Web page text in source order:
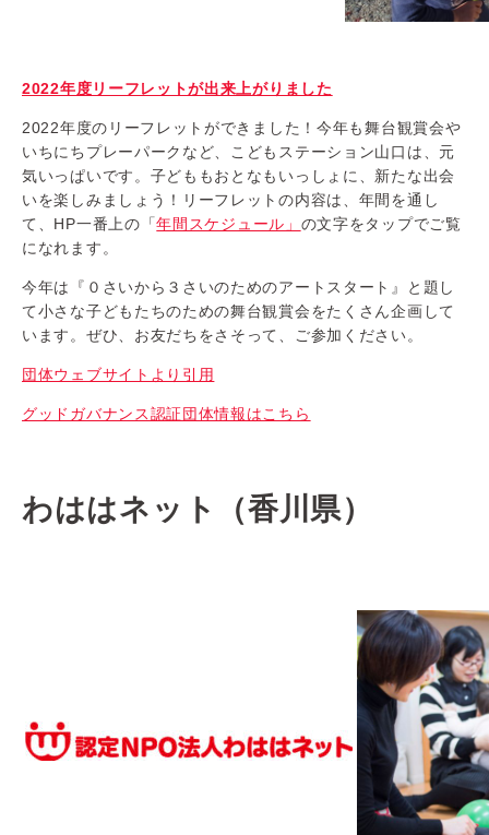
2022年度リーフレットが出来上がりました
2022年度のリーフレットができました！今年も舞台観賞会や
いちにちプレーパークなど、こどもステーション山口は、元
気いっぱいです。子どももおとなもいっしょに、新たな出会
いを楽しみましょう！リーフレットの内容は、年間を通し
て、HP一番上の「年間スケジュール」 の文字をタップでご覧
になれます。
今年は『０さいから３さいのためのアートスタート』と題し
て小さな子どもたちのための舞台観賞会をたくさん企画して
います。ぜひ、お友だちをさそって、ご参加ください。
団体ウェブサイトより引用
グッドガバナンス認証団体情報はこちら
わははネット（香川県）